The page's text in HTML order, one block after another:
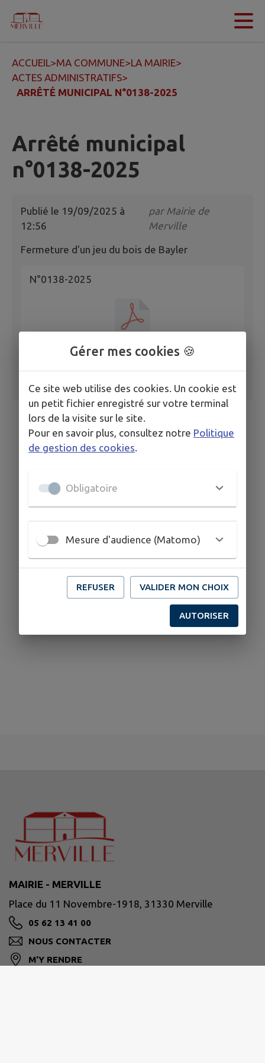
Contenu
ACCUEIL>MA COMMUNE>LA MAIRIE>
ACTES ADMINISTRATIFS>
ARRÊTÉ MUNICIPAL N°0138-2025
Arrêté municipal
n°0138-2025
Publié le 19/09/2025 à
12:56
parMairie de
Merville
Fermeture d'un jeu du bois de Bayler
N°0138-2025
MAIRIE - MERVILLE
Place du 11 Novembre-1918, 31330 Merville
05 62 13 41 00
NOUS CONTACTER
M'Y RENDRE
Gérer mes cookies 🍪
Ce site web utilise des cookies. Un cookie est
un petit fichier enregistré sur votre terminal
lors de la visite sur le site.
Pour en savoir plus, consultez notre Politique
de gestion des cookies
Obligatoire
Mesure d'audience (Matomo)
REFUSER VALIDER MON CHOIX
AUTORISER